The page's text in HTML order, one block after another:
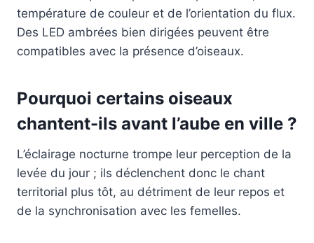
température de couleur et de l’orientation du flux.
Des LED ambrées bien dirigées peuvent être
compatibles avec la présence d’oiseaux.
Pourquoi certains oiseaux
chantent-ils avant l’aube en ville ?
L’éclairage nocturne trompe leur perception de la
levée du jour ; ils déclenchent donc le chant
territorial plus tôt, au détriment de leur repos et
de la synchronisation avec les femelles.